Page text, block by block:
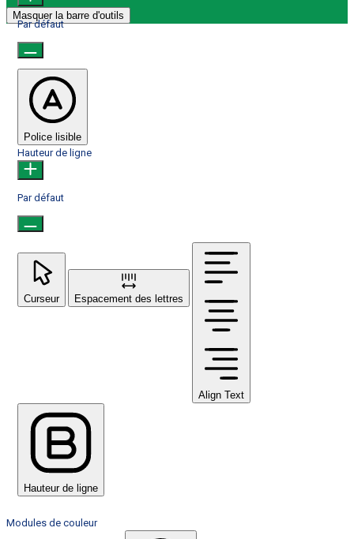
Masquer la barre d'outils
Par défaut
Police lisible
Hauteur de ligne
Par défaut
Curseur Espacement des lettres
Align Text
Hauteur de ligne
Modules de couleur